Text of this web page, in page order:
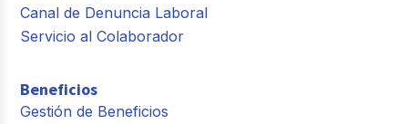
Canal de Denuncia Laboral
Servicio al Colaborador
Beneficios
Gestión de Beneficios